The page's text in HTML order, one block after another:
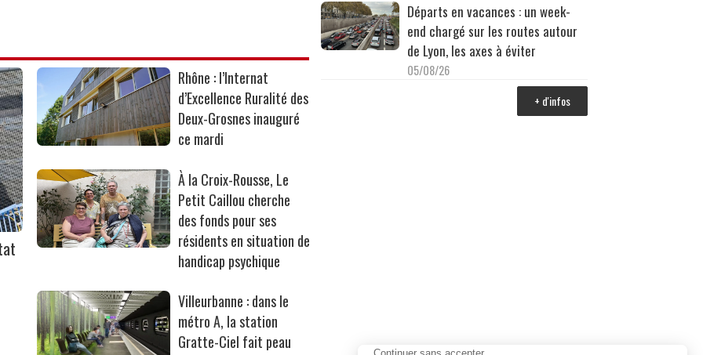
Rhône : l’Internat
d’Excellence Ruralité des
Deux-Grosnes inauguré
ce mardi
À la Croix-Rousse, Le
Petit Caillou cherche
des fonds pour ses
résidents en situation de
handicap psychique
Villeurbanne : dans le
métro A, la station
Gratte-Ciel fait peau
Départs en vacances : un week-
end chargé sur les routes autour
de Lyon, les axes à éviter
05/08/26
+ d'infos